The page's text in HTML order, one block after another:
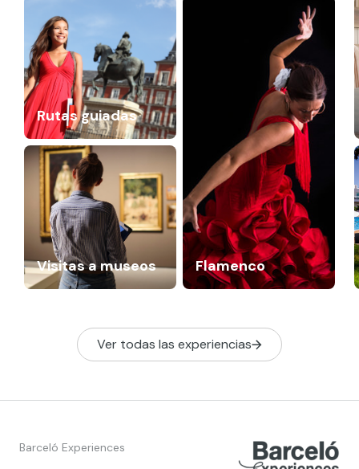
Rutas guiadas
Flamenco
Visitas a museos
Ver todas las experiencias
Barceló Experiences